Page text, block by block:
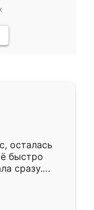
осталась
быстро
сразу.
к
Собрали
даже